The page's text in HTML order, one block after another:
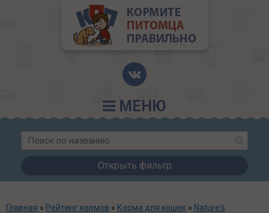
МЕНЮ
Открыть фильтр
Главная » Рейтинг кормов » Корма для кошек » Nature's